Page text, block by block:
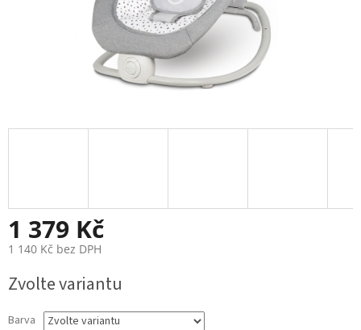
1 379 Kč
1 140 Kč bez DPH
cena:
Zvolte variantu
Barva